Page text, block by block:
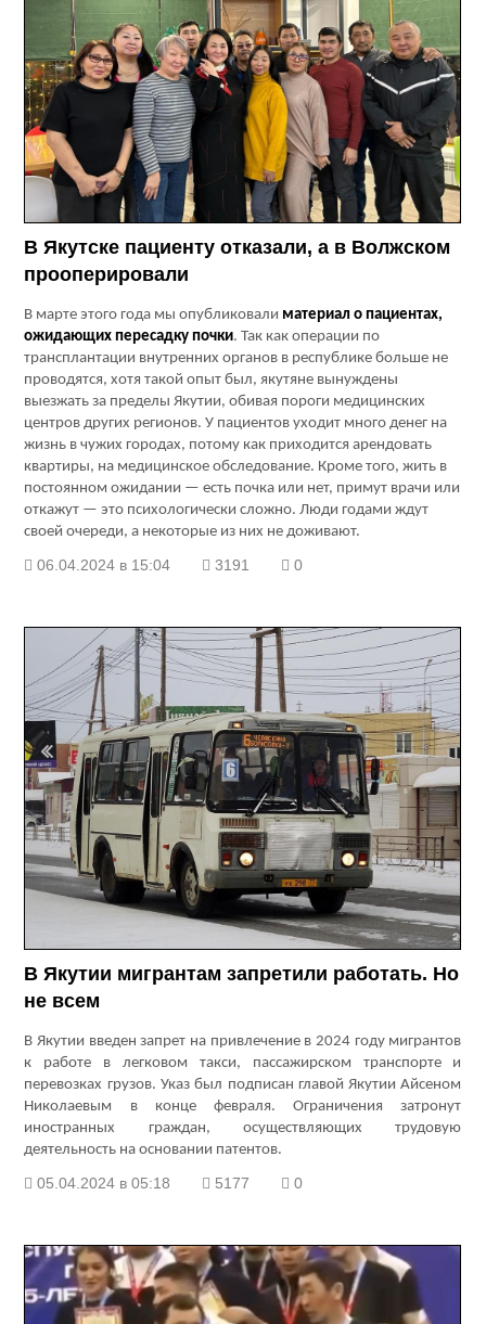
В Якутске пациенту отказали, а в Волжском
прооперировали
В марте этого года мы опубликовали материал о пациентах,
ожидающих пересадку почки. Так как операции по
трансплантации внутренних органов в республике больше не
проводятся, хотя такой опыт был, якутяне вынуждены
выезжать за пределы Якутии, обивая пороги медицинских
центров других регионов. У пациентов уходит много денег на
жизнь в чужих городах, потому как приходится арендовать
квартиры, на медицинское обследование. Кроме того, жить в
постоянном ожидании — есть почка или нет, примут врачи или
откажут — это психологически сложно. Люди годами ждут
своей очереди, а некоторые из них не доживают.
06.04.2024 в 15:04 3191 0
В Якутии мигрантам запретили работать. Но
не всем
В Якутии введен запрет на привлечение в 2024 году мигрантов
к работе в легковом такси, пассажирском транспорте и
перевозках грузов. Указ был подписан главой Якутии Айсеном
Николаевым в конце февраля. Ограничения затронут
иностранных граждан, осуществляющих трудовую
деятельность на основании патентов.
05.04.2024 в 05:18 5177 0